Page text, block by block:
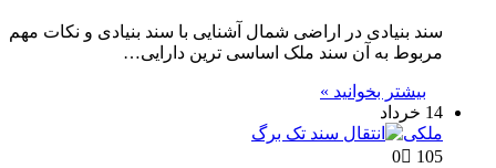
سند بنیادی در اراضی شمال آشنایی با سند بنیادی و نکات مهم
مربوط به آن سند ملک اساسی ترین دارایی…
بیشتر بخوانید »
14 خرداد
ملکی
0
105